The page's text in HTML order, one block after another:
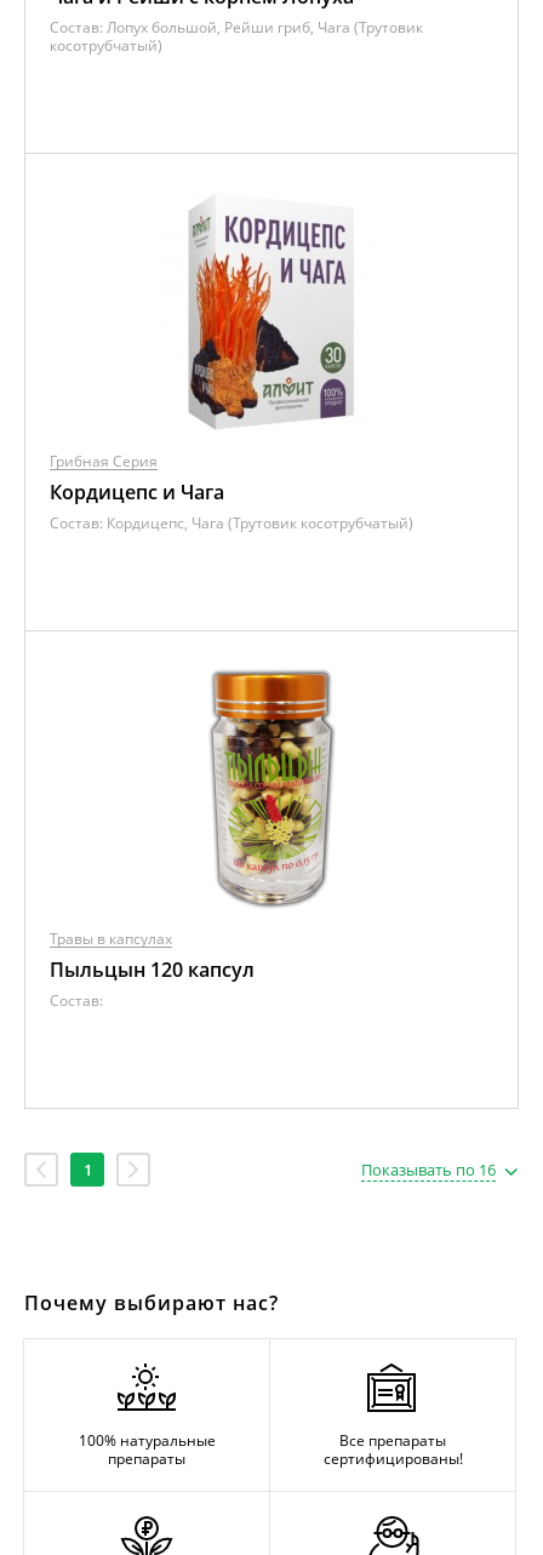
Состав: Лопух большой, Рейши гриб, Чага (Трутовик
косотрубчатый)
Грибная Серия
Кордицепс и Чага
Состав: Кордицепс, Чага (Трутовик косотрубчатый)
Травы в капсулах
Пыльцын 120 капсул
Состав:
1 Показывать по 16
Почему выбирают нас?
100% натуральные
препараты
Все препараты
сертифицированы!